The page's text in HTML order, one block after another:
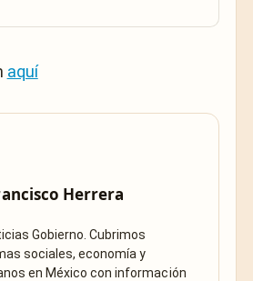
aquí
Herrera
Gobierno. Cubrimos
sociales, economía y
en México con información